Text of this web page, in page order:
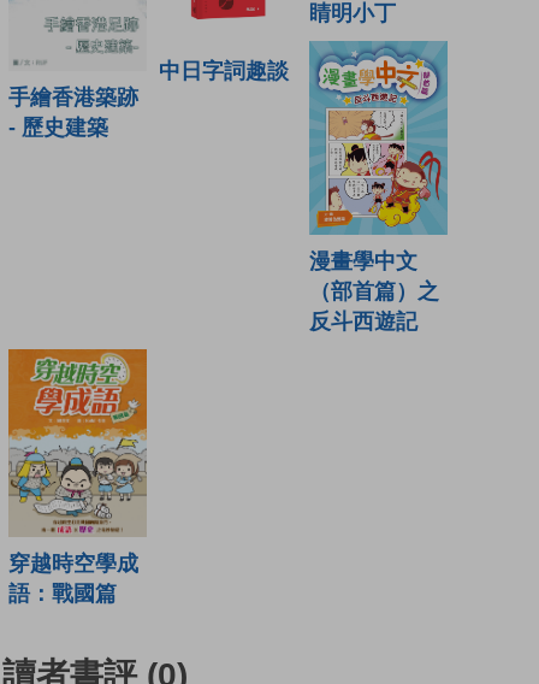
手繪香港築跡
- 歷史建築
中日字詞趣談
睛明小丁
漫畫學中文
（部首篇）之
反斗西遊記
穿越時空學成
語：戰國篇
讀者書評 (0)